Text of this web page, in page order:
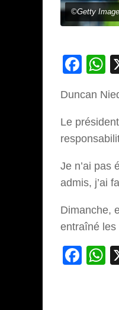
©Getty
Duncan
Le
Je n’ai pas
admis, j’ai
Dimanche,
entraîné les